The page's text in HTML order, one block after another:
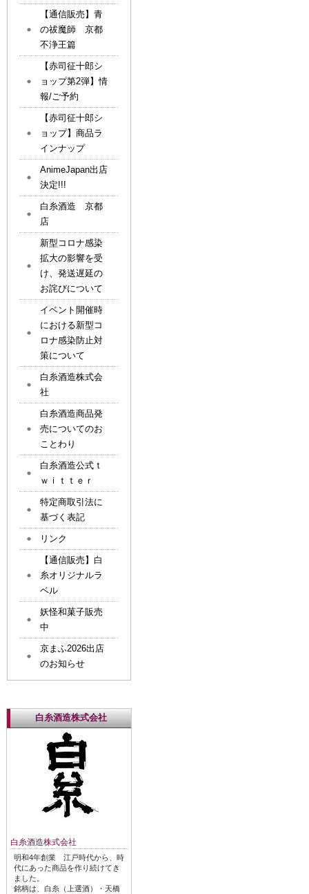
【通信販売】青
の祓魔師 京都
不浄王篇
【赤司征十郎シ
ョップ第2弾】情
報/ご予約
【赤司征十郎シ
ョップ】商品ラ
インナップ
AnimeJapan出店
決定!!!
白糸酒造 京都
店
新型コロナ感染
拡大の影響を受
け、発送遅延の
お詫びについて
イベント開催時
における新型コ
ロナ感染防止対
策について
白糸酒造株式会
社
白糸酒造商品発
売についてのお
ことわり
白糸酒造公式ｔ
ｗｉｔｔｅｒ
特定商取引法に
基づく表記
リンク
【通信販売】白
糸オリジナルラ
ベル
妖怪和菓子販売
中
京まふ2026出店
のお知らせ
白糸酒造株式会社
白糸酒造株式会社
明和4年創業 江戸時代から、時
代にあった商品を作り続けてき
ました。
銘柄は、白糸（上選酒）・天橋